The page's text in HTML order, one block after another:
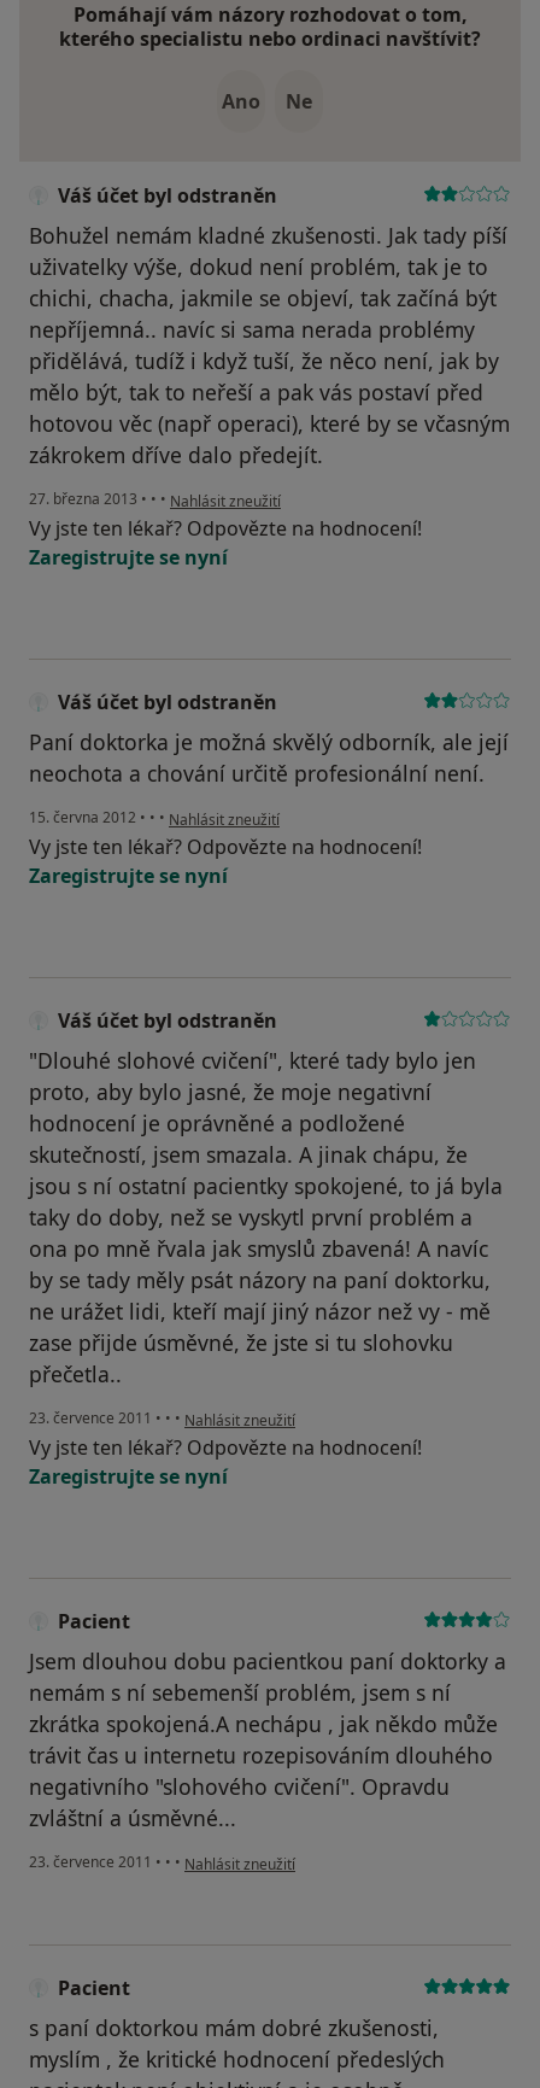
Pomáhají vám názory rozhodovat o tom,
kterého specialistu nebo ordinaci navštívit?
Ano Ne
Váš účet byl odstraněn
Bohužel nemám kladné zkušenosti. Jak tady píší
uživatelky výše, dokud není problém, tak je to
chichi, chacha, jakmile se objeví, tak začíná být
nepříjemná.. navíc si sama nerada problémy
přidělává, tudíž i když tuší, že něco není, jak by
mělo být, tak to neřeší a pak vás postaví před
hotovou věc (např operaci), které by se včasným
zákrokem dříve dalo předejít.
27. března 2013 • • • podle názoru uživatele Váš účet byl odstraněn
Nahlásit zneužití
Vy jste ten lékař? Odpovězte na hodnocení!
Zaregistrujte se nyní
Váš účet byl odstraněn
Paní doktorka je možná skvělý odborník, ale její
neochota a chování určitě profesionální není.
15. června 2012 • • • podle názoru uživatele Váš účet byl odstraněn
Nahlásit zneužití
Vy jste ten lékař? Odpovězte na hodnocení!
Zaregistrujte se nyní
Váš účet byl odstraněn
"Dlouhé slohové cvičení", které tady bylo jen
proto, aby bylo jasné, že moje negativní
hodnocení je oprávněné a podložené
skutečností, jsem smazala. A jinak chápu, že
jsou s ní ostatní pacientky spokojené, to já byla
taky do doby, než se vyskytl první problém a
ona po mně řvala jak smyslů zbavená! A navíc
by se tady měly psát názory na paní doktorku,
ne urážet lidi, kteří mají jiný názor než vy - mě
zase přijde úsměvné, že jste si tu slohovku
přečetla..
23. července 2011 • • • podle názoru uživatele Váš účet byl odstraněn
Nahlásit zneužití
Vy jste ten lékař? Odpovězte na hodnocení!
Zaregistrujte se nyní
Pacient
Jsem dlouhou dobu pacientkou paní doktorky a
nemám s ní sebemenší problém, jsem s ní
zkrátka spokojená.A nechápu , jak někdo může
trávit čas u internetu rozepisováním dlouhého
negativního "slohového cvičení". Opravdu
zvláštní a úsměvné...
23. července 2011 • • • podle názoru uživatele Pacient
Nahlásit zneužití
Pacient
s paní doktorkou mám dobré zkušenosti,
myslím , že kritické hodnocení předeslých